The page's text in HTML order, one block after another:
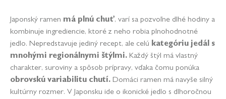
Japonský ramen má plnú chuť, varí sa pozvoľne dlhé hodiny a
kombinuje ingrediencie, ktoré z neho robia plnohodnotné
jedlo. Nepredstavuje jediný recept, ale celú kategóriu jedál s
mnohými regionálnymi štýlmi. Každý štýl má vlastný
charakter, suroviny a spôsob prípravy, vďaka čomu ponúka
obrovskú variabilitu chutí. Domáci ramen má navyše silný
kultúrny rozmer. V Japonsku ide o ikonické jedlo s dlhoročnou